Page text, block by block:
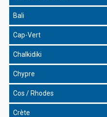
Bali
Cap-Vert
Chalkidiki
Chypre
Cos / Rhodes
Crète